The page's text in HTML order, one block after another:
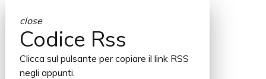
close
Codice Rss
Clicca sul pulsante per copiare il link RSS
negli appunti.